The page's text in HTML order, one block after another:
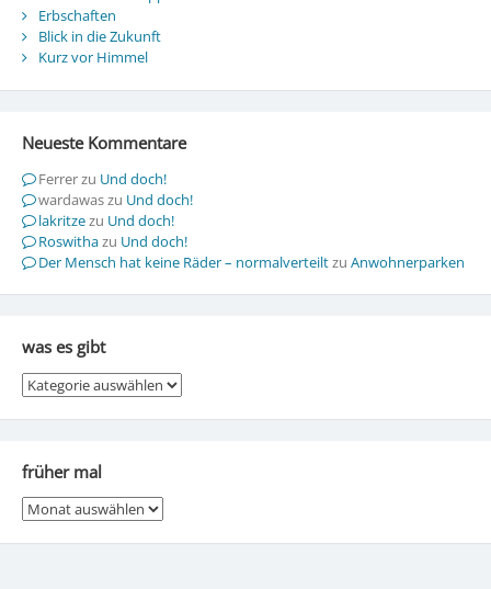
Erbschaften
Blick in die Zukunft
Kurz vor Himmel
Neueste Kommentare
Ferrerzu Und doch!
wardawaszu Und doch!
lakritzezu Und doch!
Roswithazu Und doch!
Der Mensch hat keine Räder – normalverteiltzu Anwohnerparken
was es gibt
was
es
gibt
früher mal
früher
mal